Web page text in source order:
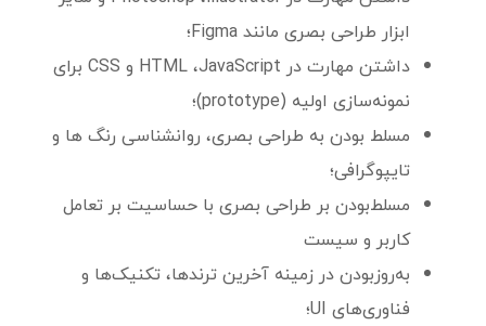
ابزار طراحی بصری مانند Figma؛
داشتن مهارت در HTML ،JavaScript و CSS برای
نمونه‌سازی اولیه (prototype)؛
مسلط بودن به طراحی بصری، روانشناسی رنگ ها و
تایپوگرافی؛
مسلط‌بودن بر طراحی بصری با حساسیت بر تعامل
کاربر و سیست
به‌روز‌بودن در زمینه آخرین ترندها، تکنیک‌ها و
فناوری‌های UI؛